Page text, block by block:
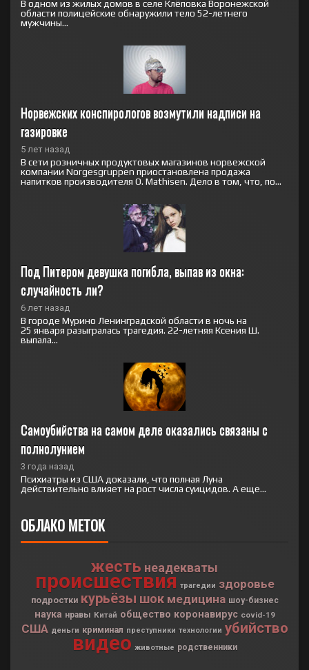
В одном из жилых домов в селе Клёповка Воронежской
области полицейские обнаружили тело 52-летнего
мужчины...
Норвежских конспирологов возмутили надписи на
газировке
5 лет назад
В сети розничных продуктовых магазинов норвежской
компании Norgesgruppen приостановлена продажа
напитков производителя O. Mathisen. Дело в том, что, по...
Под Питером девушка погибла, выпав из окна:
случайность ли?
6 лет назад
В городе Мурино Ленинградской области в ночь на
25 января разыгралась трагедия. 22-летняя Ксения Ш.
выпала...
Самоубийства на самом деле оказались связаны с
полнолунием
3 года назад
Психиатры из США доказали, что полная Луна
действительно влияет на рост числа суицидов. А еще...
ОБЛАКО МЕТОК
жесть неадекваты
происшествия трагедии здоровье
подростки курьёзы шок медицина шоу-бизнес
наука нравы Китай общество коронавирус covid-19
США деньги криминал преступники технологии убийство
видео животные родственники